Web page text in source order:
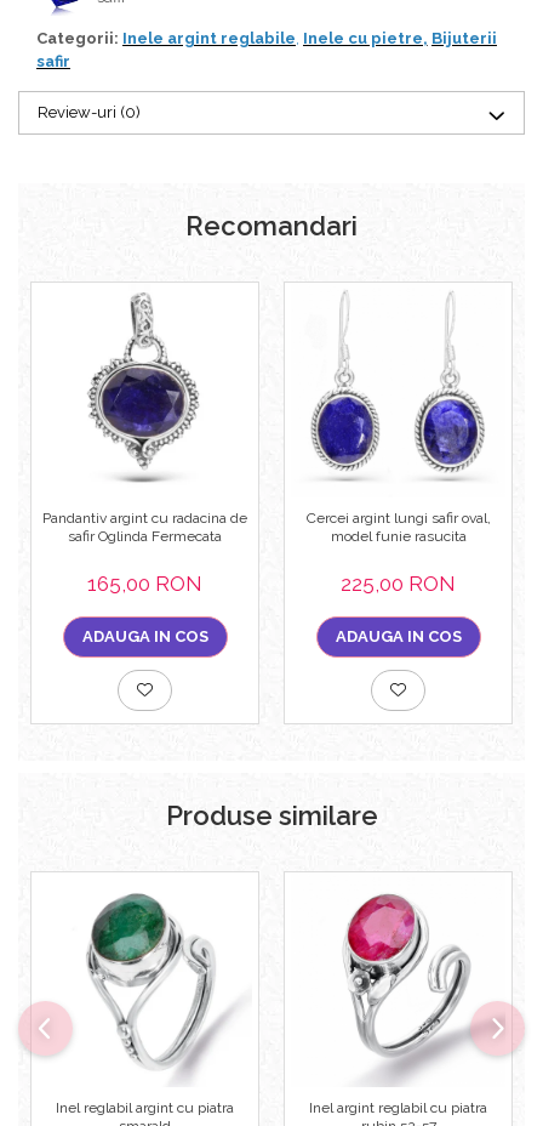
Categorii: Inele argint reglabile Inele cu pietre, Bijuterii
safir
Review-uri (0)
Recomandari
Pandantiv argint cu radacina de
safir Oglinda Fermecata
165,00 RON
ADAUGA IN COS
Cercei argint lungi safir oval,
model funie rasucita
225,00 RON
ADAUGA IN COS
Produse similare
Inel reglabil argint cu piatra
Inel argint reglabil cu piatra